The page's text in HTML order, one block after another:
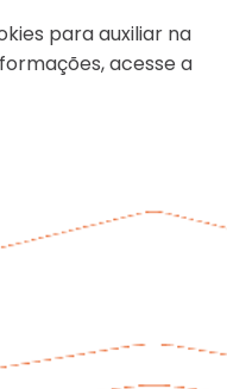
para auxiliar na
acesse a